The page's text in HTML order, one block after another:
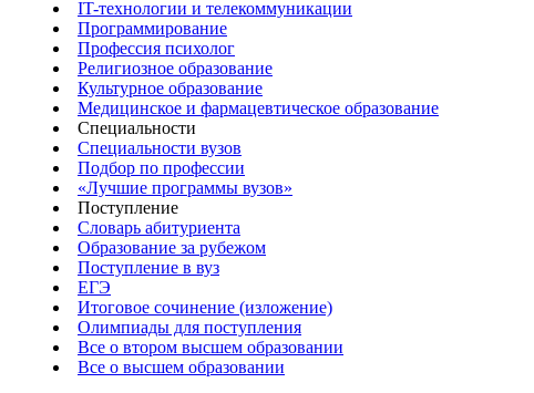
IT-технологии и телекоммуникации
Программирование
Профессия психолог
Религиозное образование
Культурное образование
Медицинское и фармацевтическое образование
Специальности
Специальности вузов
Подбор по профессии
«Лучшие программы вузов»
Поступление
Словарь абитуриента
Образование за рубежом
Поступление в вуз
ЕГЭ
Итоговое сочинение (изложение)
Олимпиады для поступления
Все о втором высшем образовании
Все о высшем образовании